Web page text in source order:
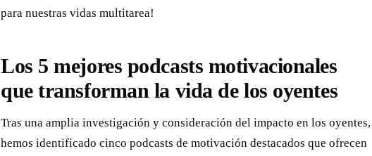
para nuestras vidas multitarea!
Los 5 mejores podcasts motivacionales
que transforman la vida de los oyentes
Tras una amplia investigación y consideración del impacto en los oyentes,
hemos identificado cinco podcasts de motivación destacados que ofrecen